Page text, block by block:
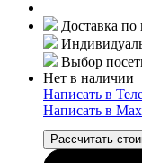
Доставка по
Выбор
Нет в наличии
Написать в
Написать в Мах
Рассчитать